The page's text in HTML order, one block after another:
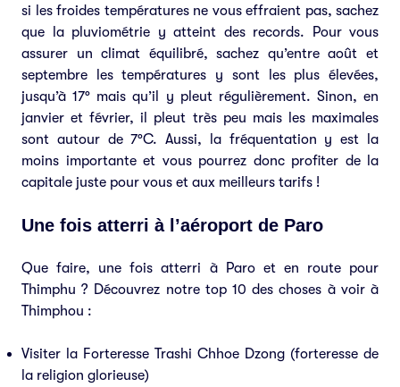
si les froides températures ne vous effraient pas, sachez
que la pluviométrie y atteint des records. Pour vous
assurer un climat équilibré, sachez qu’entre août et
septembre les températures y sont les plus élevées,
jusqu’à 17° mais qu’il y pleut régulièrement. Sinon, en
janvier et février, il pleut très peu mais les maximales
sont autour de 7°C. Aussi, la fréquentation y est la
moins importante et vous pourrez donc profiter de la
capitale juste pour vous et aux meilleurs tarifs !
Une fois atterri à l’aéroport de Paro
Que faire, une fois atterri à Paro et en route pour
Thimphu ? Découvrez notre top 10 des choses à voir à
Thimphou :
Visiter la Forteresse Trashi Chhoe Dzong (forteresse de
la religion glorieuse)